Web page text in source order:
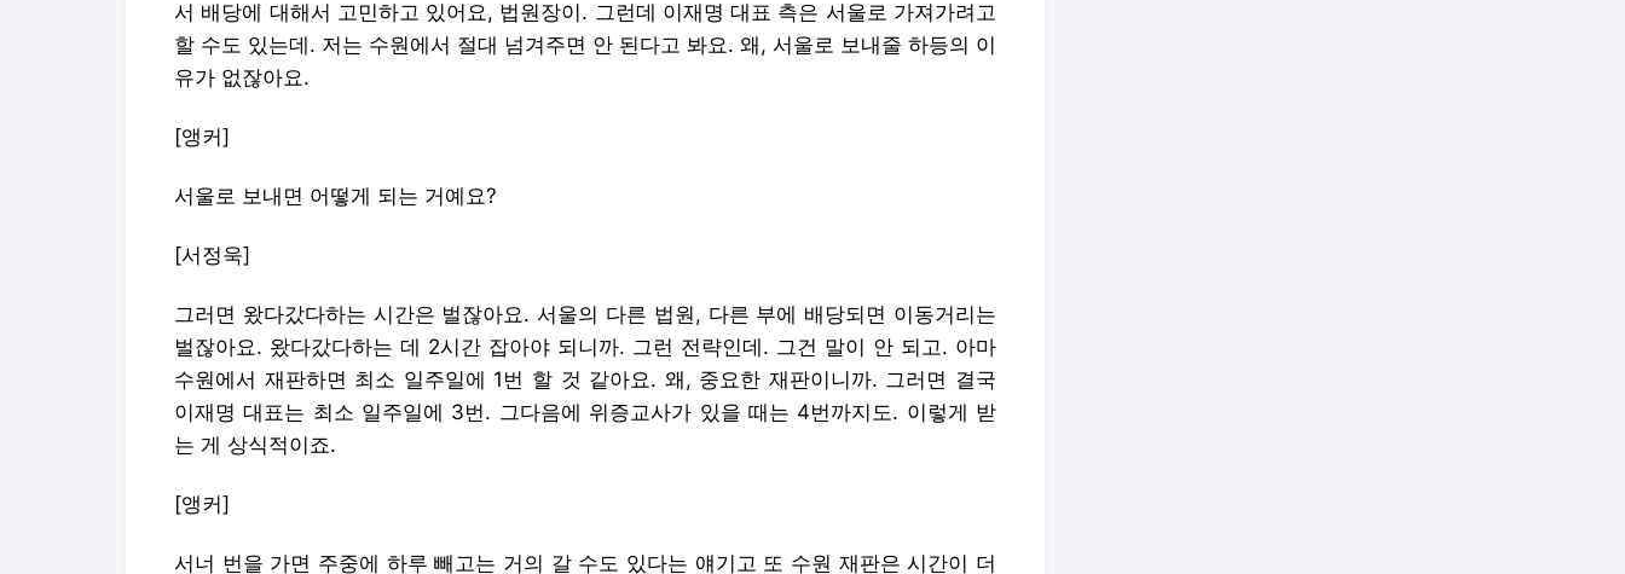
서 배당에 대해서 고민하고 있어요, 법원장이. 그런데 이재명 대표 측은 서울로 가져가려고
할 수도 있는데. 저는 수원에서 절대 넘겨주면 안 된다고 봐요. 왜, 서울로 보내줄 하등의 이
유가 없잖아요.
[앵커]
서울로 보내면 어떻게 되는 거예요?
[서정욱]
그러면 왔다갔다하는 시간은 벌잖아요. 서울의 다른 법원, 다른 부에 배당되면 이동거리는
벌잖아요. 왔다갔다하는 데 2시간 잡아야 되니까. 그런 전략인데. 그건 말이 안 되고. 아마
수원에서 재판하면 최소 일주일에 1번 할 것 같아요. 왜, 중요한 재판이니까. 그러면 결국
이재명 대표는 최소 일주일에 3번. 그다음에 위증교사가 있을 때는 4번까지도. 이렇게 받
는 게 상식적이죠.
[앵커]
서너 번을 가면 주중에 하루 빼고는 거의 갈 수도 있다는 얘기고 또 수원 재판은 시간이 더